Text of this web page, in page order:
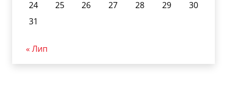
24
25 26 27 28 29
30
31
« Лип